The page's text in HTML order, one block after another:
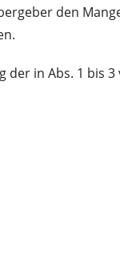
den
in Abs. 1 bis